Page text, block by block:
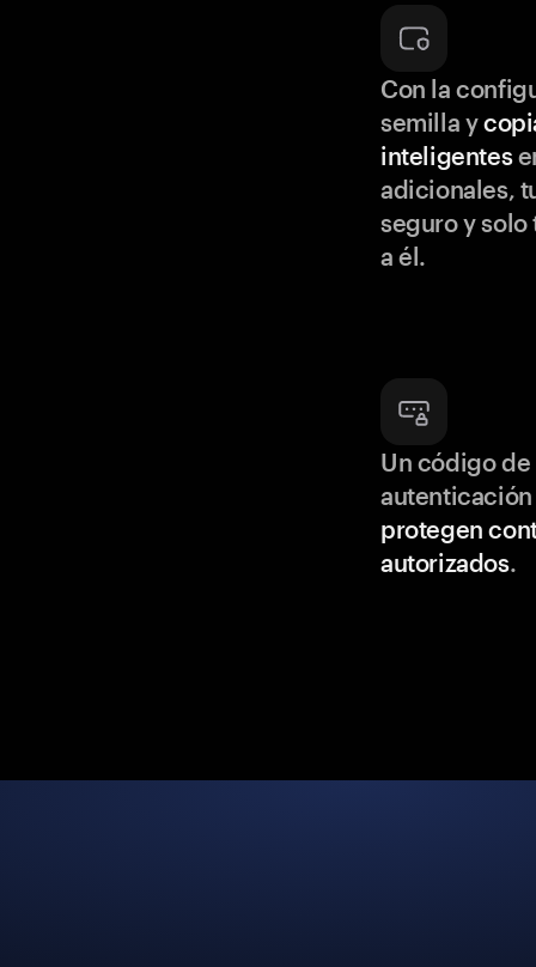
Con la
semilla y
inteligentes
adicionales,
seguro y
a él.
Un código de
protegen
autorizados.